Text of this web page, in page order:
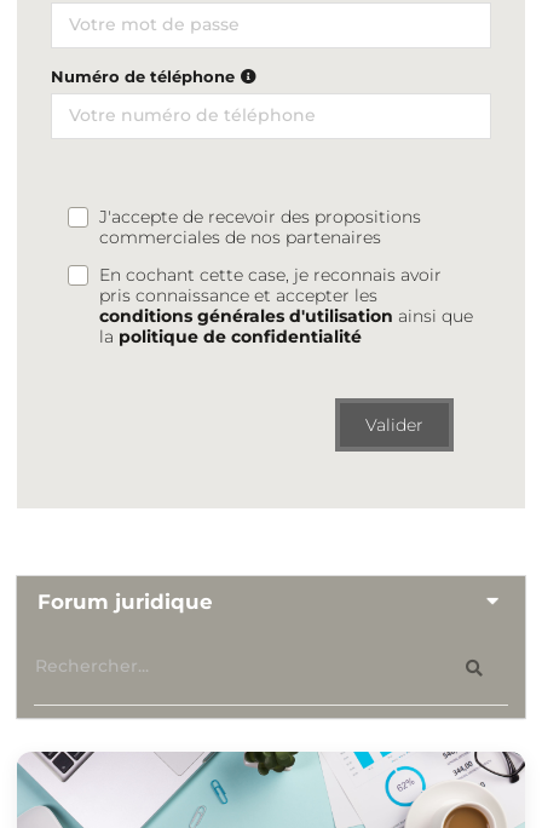
Numéro de téléphone
J'accepte de recevoir des propositions
commerciales de nos partenaires
En cochant cette case, je reconnais avoir
pris connaissance et accepter les
conditions générales d'utilisation ainsi que
la politique de confidentialité
Valider
Forum juridique